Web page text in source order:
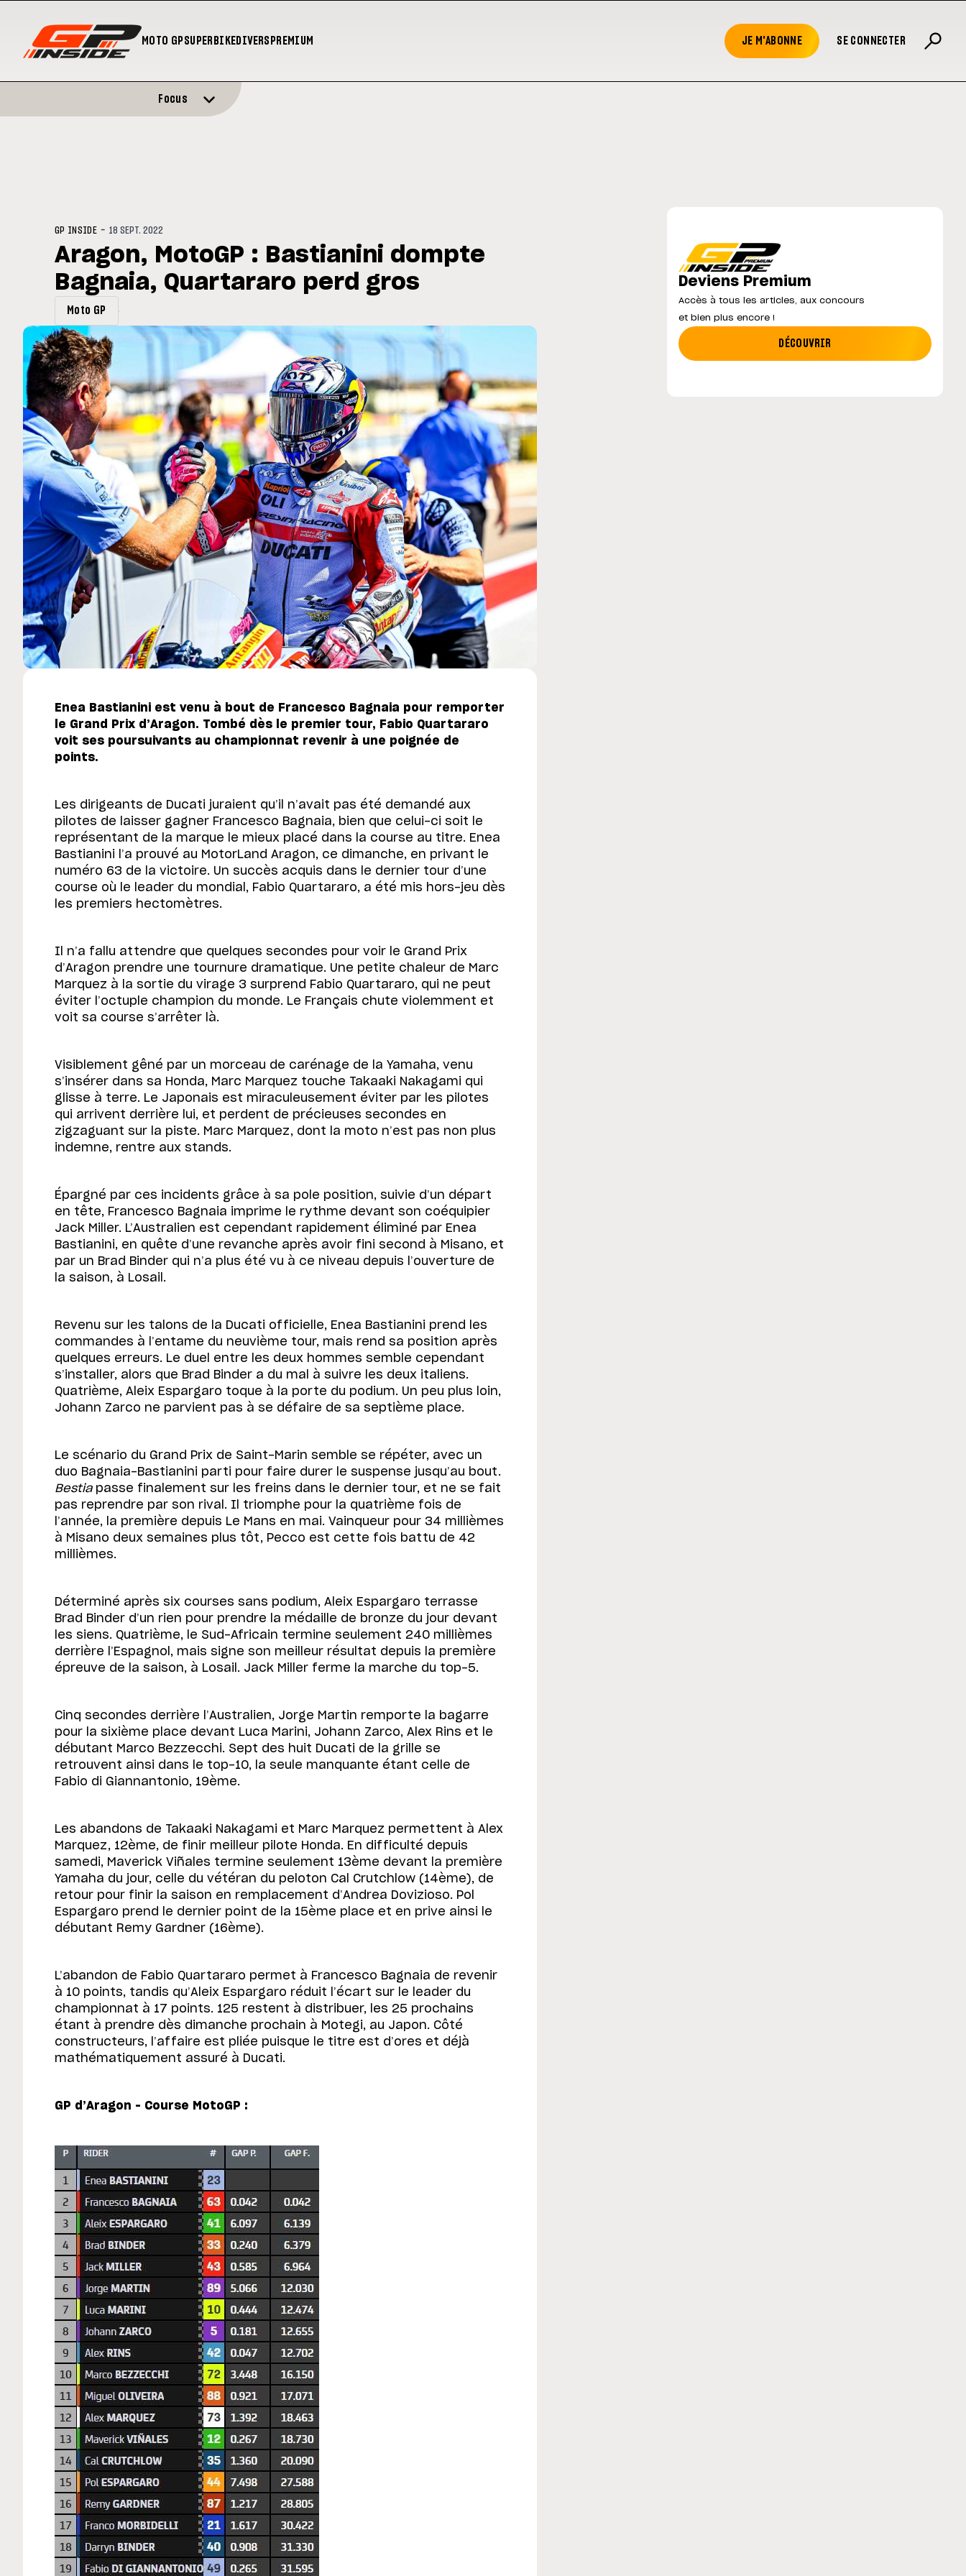
MOTO GPSUPERBIKEDIVERS PREMIUM JE M'ABONNE SE CONNECTER
club spécial dans
MOTO GP
Silverstone : Horaires et Programme du GP de
Grande-Bretagne
Zarco évite l'opération et vise un retour en
MotoGP : les cinq constructeurs signent un
Focus
GP INSIDE - 18 SEPT. 2022
Aragon, MotoGP : Bastianini dompte
Bagnaia, Quartararo perd gros
Moto GP
Enea Bastianini est venu à bout de Francesco Bagnaia pour remporter
le Grand Prix d’Aragon. Tombé dès le premier tour, Fabio Quartararo
voit ses poursuivants au championnat revenir à une poignée de
points.
Les dirigeants de Ducati juraient qu’il n’avait pas été demandé aux
pilotes de laisser gagner Francesco Bagnaia, bien que celui-ci soit le
représentant de la marque le mieux placé dans la course au titre. Enea
Bastianini l’a prouvé au MotorLand Aragon, ce dimanche, en privant le
numéro 63 de la victoire. Un succès acquis dans le dernier tour d’une
course où le leader du mondial, Fabio Quartararo, a été mis hors-jeu dès
les premiers hectomètres.
Il n’a fallu attendre que quelques secondes pour voir le Grand Prix
d’Aragon prendre une tournure dramatique. Une petite chaleur de Marc
Marquez à la sortie du virage 3 surprend Fabio Quartararo, qui ne peut
éviter l’octuple champion du monde. Le Français chute violemment et
voit sa course s’arrêter là.
Visiblement gêné par un morceau de carénage de la Yamaha, venu
s’insérer dans sa Honda, Marc Marquez touche Takaaki Nakagami qui
glisse à terre. Le Japonais est miraculeusement éviter par les pilotes
qui arrivent derrière lui, et perdent de précieuses secondes en
zigzaguant sur la piste. Marc Marquez, dont la moto n’est pas non plus
indemne, rentre aux stands.
Épargné par ces incidents grâce à sa pole position, suivie d’un départ
en tête, Francesco Bagnaia imprime le rythme devant son coéquipier
Jack Miller. L’Australien est cependant rapidement éliminé par Enea
Bastianini, en quête d’une revanche après avoir fini second à Misano, et
par un Brad Binder qui n’a plus été vu à ce niveau depuis l’ouverture de
la saison, à Losail.
Revenu sur les talons de la Ducati officielle, Enea Bastianini prend les
commandes à l’entame du neuvième tour, mais rend sa position après
quelques erreurs. Le duel entre les deux hommes semble cependant
s’installer, alors que Brad Binder a du mal à suivre les deux italiens.
Quatrième, Aleix Espargaro toque à la porte du podium. Un peu plus loin,
Johann Zarco ne parvient pas à se défaire de sa septième place.
Le scénario du Grand Prix de Saint-Marin semble se répéter, avec un
duo Bagnaia-Bastianini parti pour faire durer le suspense jusqu’au bout.
Bestiapasse finalement sur les freins dans le dernier tour, et ne se fait
pas reprendre par son rival. Il triomphe pour la quatrième fois de
l’année, la première depuis Le Mans en mai. Vainqueur pour 34 millièmes
à Misano deux semaines plus tôt, Pecco est cette fois battu de 42
millièmes.
Déterminé après six courses sans podium, Aleix Espargaro terrasse
Brad Binder d’un rien pour prendre la médaille de bronze du jour devant
les siens. Quatrième, le Sud-Africain termine seulement 240 millièmes
derrière l’Espagnol, mais signe son meilleur résultat depuis la première
épreuve de la saison, à Losail. Jack Miller ferme la marche du top-5.
Cinq secondes derrière l’Australien, Jorge Martin remporte la bagarre
pour la sixième place devant Luca Marini, Johann Zarco, Alex Rins et le
débutant Marco Bezzecchi. Sept des huit Ducati de la grille se
retrouvent ainsi dans le top-10, la seule manquante étant celle de
Fabio di Giannantonio, 19ème.
Les abandons de Takaaki Nakagami et Marc Marquez permettent à Alex
Marquez, 12ème, de finir meilleur pilote Honda. En difficulté depuis
samedi, Maverick Viñales termine seulement 13ème devant la première
Yamaha du jour, celle du vétéran du peloton Cal Crutchlow (14ème), de
retour pour finir la saison en remplacement d’Andrea Dovizioso. Pol
Espargaro prend le dernier point de la 15ème place et en prive ainsi le
débutant Remy Gardner (16ème).
L’abandon de Fabio Quartararo permet à Francesco Bagnaia de revenir
à 10 points, tandis qu’Aleix Espargaro réduit l’écart sur le leader du
championnat à 17 points. 125 restent à distribuer, les 25 prochains
étant à prendre dès dimanche prochain à Motegi, au Japon. Côté
constructeurs, l’affaire est pliée puisque le titre est d’ores et déjà
mathématiquement assuré à Ducati.
GP d’Aragon – Course MotoGP :
Deviens Premium
Accès à tous les articles, aux concours
et bien plus encore !
DÉCOUVRIR